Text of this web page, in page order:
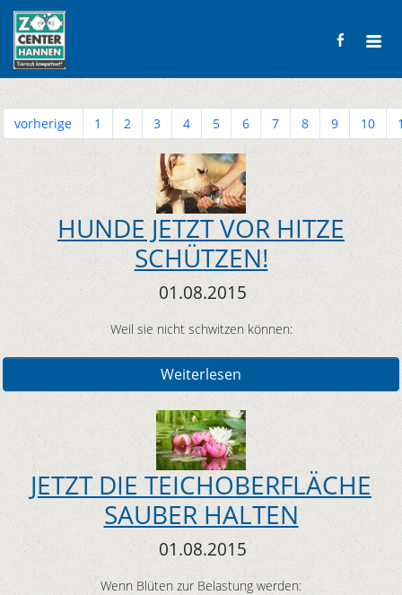
vorherige 1 2 3 4 5 6 7 8 9 10
HUNDE JETZT VOR HITZE
SCHÜTZEN!
01.08.2015
Weil sie nicht schwitzen können:
Weiterlesen
JETZT DIE TEICHOBERFLÄCHE
SAUBER HALTEN
01.08.2015
Wenn Blüten zur Belastung werden: